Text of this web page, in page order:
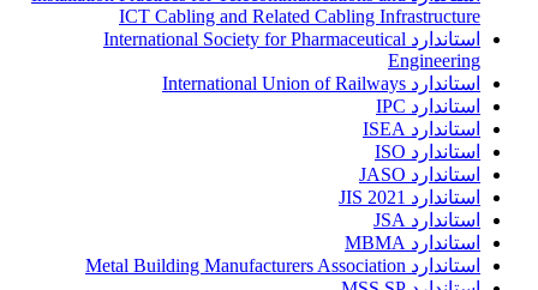
ICT Cabling and Related Cabling Infrastructure
استاندارد International Society for Pharmaceutical
Engineering
استاندارد International Union of Railways
استاندارد IPC
استاندارد ISEA
استاندارد ISO
استاندارد JASO
استاندارد JIS 2021
استاندارد JSA
استاندارد MBMA
استاندارد Metal Building Manufacturers Association